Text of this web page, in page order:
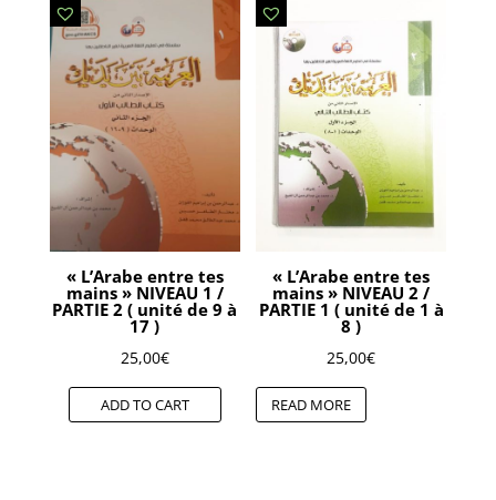
« L’Arabe entre tes
mains » NIVEAU 1 /
PARTIE 2 ( unité de 9 à
17 )
25,00€
ADD TO CART
« L’Arabe entre tes
mains » NIVEAU 2 /
PARTIE 1 ( unité de 1 à
8 )
25,00€
READ MORE